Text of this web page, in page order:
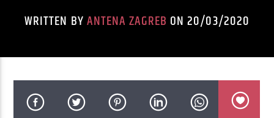
WRITTEN BYANTENA ZAGREB ON 20/03/2020